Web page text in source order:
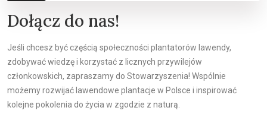
Dołącz do nas!
Jeśli chcesz być częścią społeczności plantatorów lawendy,
zdobywać wiedzę i korzystać z licznych przywilejów
członkowskich, zapraszamy do Stowarzyszenia! Wspólnie
możemy rozwijać lawendowe plantacje w Polsce i inspirować
kolejne pokolenia do życia w zgodzie z naturą.